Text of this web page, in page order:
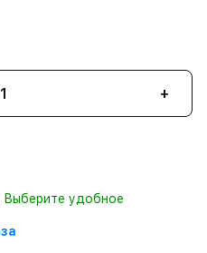
+
Выберите удобное